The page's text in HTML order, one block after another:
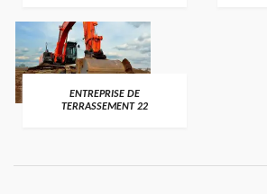
ENTREPRISE DE
TERRASSEMENT 22